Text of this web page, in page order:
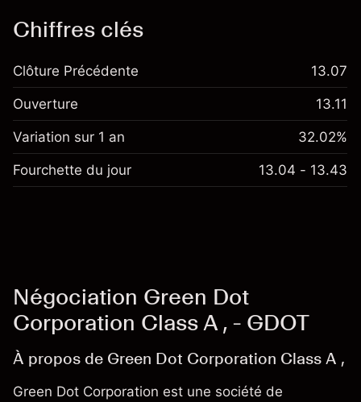
Chiffres clés
Clôture Précédente 13.07
Ouverture 13.11
Variation sur 1 an 32.02%
Fourchette du jour 13.04 - 13.43
Négociation Green Dot
Corporation Class A , - GDOT
À propos de Green Dot Corporation Class A ,
Green Dot Corporation est une société de